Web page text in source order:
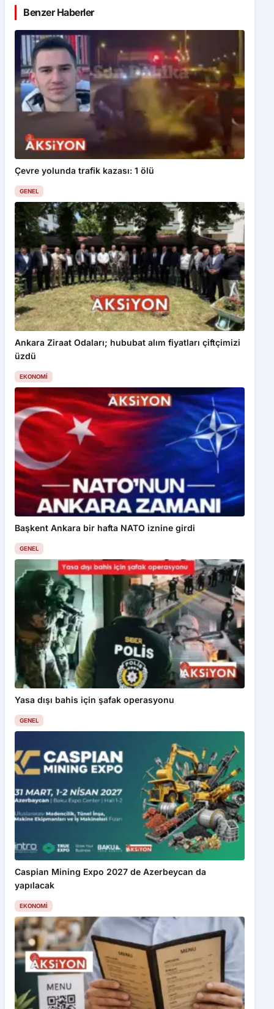
Benzer Haberler
Çevre yolunda trafik kazası: 1 ölü
GENEL
Ankara Ziraat Odaları; hububat alım fiyatları çiftçimizi
üzdü
EKONOMI
Başkent Ankara bir hafta NATO iznine girdi
GENEL
Yasa dışı bahis için şafak operasyonu
GENEL
Caspian Mining Expo 2027 de Azerbeycan da
yapılacak
EKONOMI